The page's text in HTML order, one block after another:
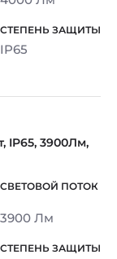
IP65
IP65, 3900Лм,
3900 Лм